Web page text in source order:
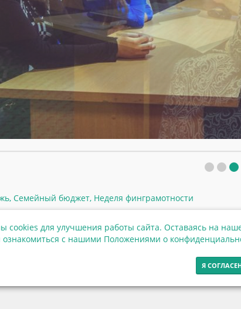
, Семейный бюджет, Неделя финграмотности
cookies для улучшения работы сайта. Оставаясь на
ознакомиться с нашими Положениями о
Я